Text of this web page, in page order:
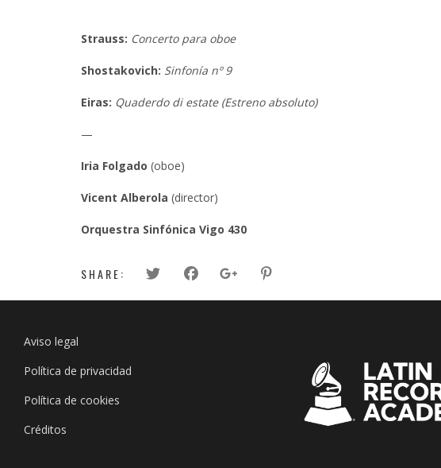
Strauss: Concerto para oboe
Shostakovich: Sinfonía nº 9
Eiras: Quaderdo di estate (Estreno absoluto)
—
Iria Folgado (oboe)
Vicent Alberola (director)
Orquestra Sinfónica Vigo 430
SHARE:
Aviso legal
Política de privacidad
Política de cookies
Créditos